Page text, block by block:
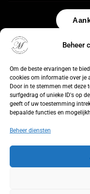
Beheer
Om de beste ervaringen te
cookies om informatie over je
Door in te stemmen met deze
surfgedrag of unieke ID's op
geeft of uw toestemming
bepaalde functies en
Beheer diensten
© 2026 by